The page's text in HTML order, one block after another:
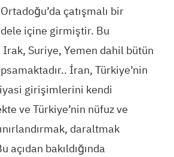
çatışmalı bir
içine girmiştir. Bu
Irak, Suriye, Yemen dahil bütün
İran, Türkiye’nin
girişimlerini kendi
ve Türkiye’nin nüfuz ve
daraltmak
bakıldığında